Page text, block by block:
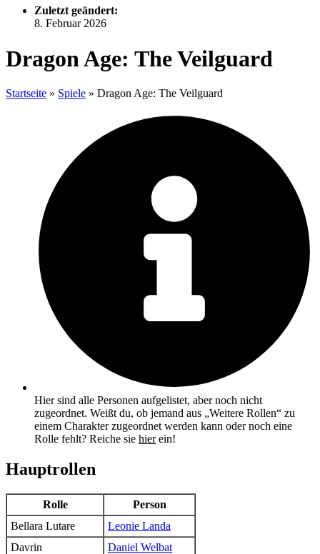
Zuletzt geändert:
8. Februar 2026
Dragon Age: The Veilguard
Startseite » Spiele » Dragon Age: The Veilguard
Hier sind alle Personen aufgelistet, aber noch nicht
zugeordnet. Weißt du, ob jemand aus „Weitere Rollen“ zu
einem Charakter zugeordnet werden kann oder noch eine
Rolle fehlt? Reiche sie hierein!
Hauptrollen
Rolle
Person
Bellara Lutare
Leonie Landa
Davrin
Daniel Welbat